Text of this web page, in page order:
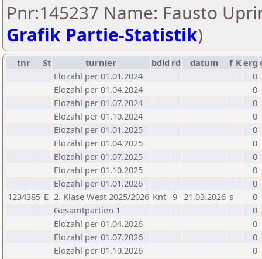
Pnr:145237 Name: Fausto
Grafik Partie-Statistik)
tnr St turnier bdld rd datum f Kerg
Elozahl per 01.01.2024
0
Elozahl per 01.04.2024
0
Elozahl per 01.07.2024
0
Elozahl per 01.10.2024
0
Elozahl per 01.01.2025
0
Elozahl per 01.04.2025
0
Elozahl per 01.07.2025
0
Elozahl per 01.10.2025
0
Elozahl per 01.01.2026
0
1234385 E 2. Klase West 2025/2026 Knt 9 21.03.2026 s
0
Gesamtpartien 1
0
Elozahl per 01.04.2026
0
Elozahl per 01.07.2026
0
Elozahl per 01.10.2026
0